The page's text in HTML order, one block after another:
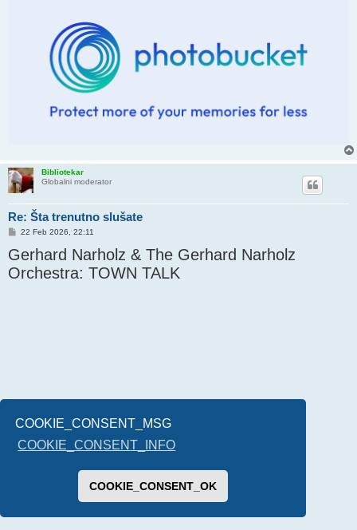
COOKIE_CONSENT_MSG
COOKIE_CONSENT_INFO
COOKIE_CONSENT_OK
Bibliotekar
Globalni moderator
Re: Šta trenutno slušate
P
s
t
22 Feb 2026, 22:11
Gerhard Narholz & The Gerhard Narholz
Orchestra: TOWN TALK